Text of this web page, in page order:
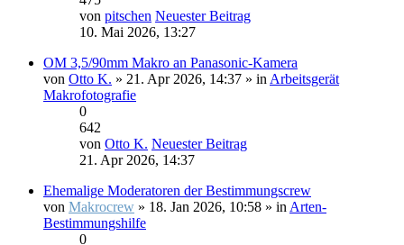
von pitschen Neuester Beitrag
10. Mai 2026, 13:27
OM 3,5/90mm Makro an Panasonic-Kamera
von Otto K. » 21. Apr 2026, 14:37 » in Arbeitsgerät
Makrofotografie
0
642
von Otto K. Neuester Beitrag
21. Apr 2026, 14:37
Ehemalige Moderatoren der Bestimmungscrew
von Makrocrew » 18. Jan 2026, 10:58 » in Arten-
Bestimmungshilfe
0